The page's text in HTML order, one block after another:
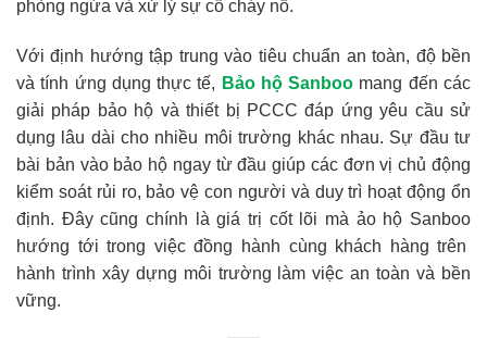
phòng ngừa và xử lý sự cố cháy nổ.
Với định hướng tập trung vào tiêu chuẩn an toàn, độ bền
và tính ứng dụng thực tế, Bảo hộ Sanboo mang đến các
giải pháp bảo hộ và thiết bị PCCC đáp ứng yêu cầu sử
dụng lâu dài cho nhiều môi trường khác nhau. Sự đầu tư
bài bản vào bảo hộ ngay từ đầu giúp các đơn vị chủ động
kiểm soát rủi ro, bảo vệ con người và duy trì hoạt động ổn
định. Đây cũng chính là giá trị cốt lõi mà ảo hộ Sanboo
hướng tới trong việc đồng hành cùng khách hàng trên
hành trình xây dựng môi trường làm việc an toàn và bền
vững.